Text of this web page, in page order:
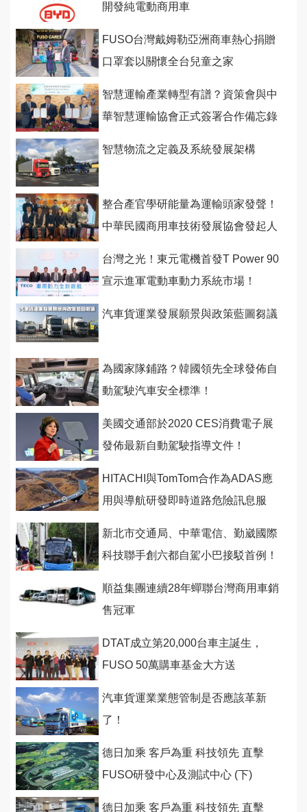
開發純電動商用車
FUSO台灣戴姆勒亞洲商車熱心捐贈
口罩套以關懷全台兒童之家
智慧運輸產業轉型有譜？資策會與中
華智慧運輸協會正式簽署合作備忘錄
智慧物流之定義及系統發展架構
整合產官學研能量為運輸頭家發聲！
中華民國商用車技術發展協會發起人
台灣之光！東元電機首發T Power 90
宣示進軍電動車動力系統市場！
汽車貨運業發展願景與政策藍圖芻議
為國家隊鋪路？韓國領先全球發佈自
動駕駛汽車安全標準！
美國交通部於2020 CES消費電子展
發佈最新自動駕駛指導文件！
HITACHI與TomTom合作為ADAS應
用與導航研發即時道路危險訊息服
新北市交通局、中華電信、勤崴國際
科技聯手創六都自駕小巴接駁首例！
順益集團連續28年蟬聯台灣商用車銷
售冠軍
DTAT成立第20,000台車主誕生，
FUSO 50萬購車基金大方送
汽車貨運業業態管制是否應該革新
了！
德日加乘 客戶為重 科技領先 直擊
FUSO研發中心及測試中心 (下)
德日加乘 客戶為重 科技領先 直擊